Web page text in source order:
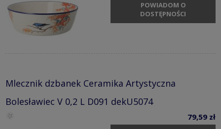
POWIADOM O
DOSTĘPNOŚCI
Mlecznik dzbanek Ceramika Artystyczna
Bolesławiec V 0,2 L D091 dekU5074
79,59 zł